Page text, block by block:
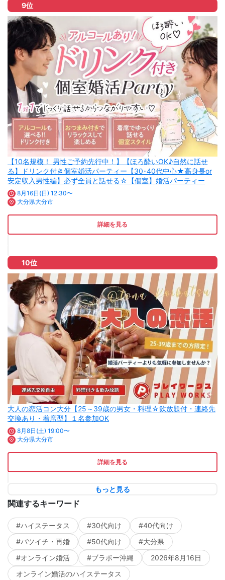
9位
【10名規模！ 男性ご予約先行中！】【ほろ酔いOK♪自然に話せ
る】ドリンク付き個室婚活パーティー【30･40代中心★高身長or
安定収入男性編】必ず全員と話せる☆【個室】婚活パーティー
8月16日(日) 12:30〜
大分県大分市
詳細を見る
10位
大人の恋活コン大分【25～39歳の男女・料理☆飲放題付・連絡先
交換あり・着席型】１名参加OK
8月8日(土) 19:00〜
大分県大分市
詳細を見る
もっと見る
関連するキーワード
#ハイステータス #30代向け
#40代向け
#バツイチ・再婚
#50代向け
#大分県
#オンライン婚活
#ブラボー沖縄
2026年8月16日
オンライン婚活のハイステータス